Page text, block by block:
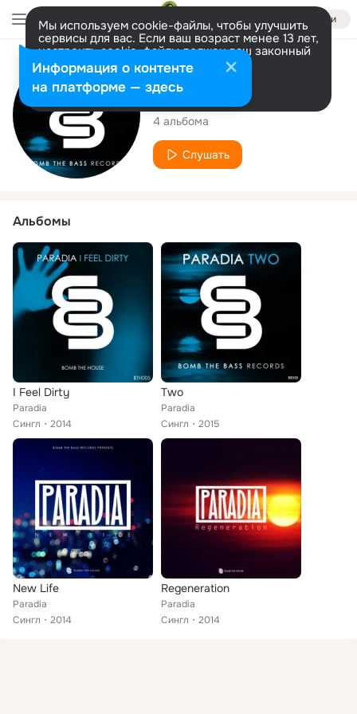
Войти
Мы используем cookie-файлы, чтобы улучшить
сервисы для вас. Если ваш возраст менее 13 лет,
настроить cookie-файлы должен ваш законный
представитель. Больше информации
Разрешить все Настроить
Исполнитель
Paradia
4 альбома
Слушать
Альбомы
I Feel Dirty
Paradia
Сингл
2014
Two
Paradia
Сингл
2015
New Life
Paradia
Сингл
2014
Regeneration
Paradia
Сингл
2014
Информация о контенте
на платформе — здесь